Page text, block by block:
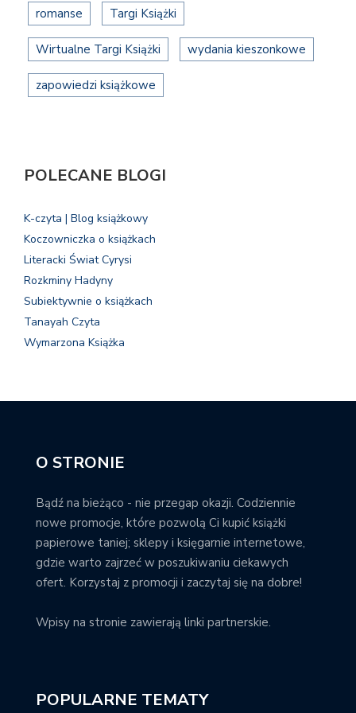
romanse Targi Książki
Wirtualne Targi Książki wydania kieszonkowe
zapowiedzi książkowe
POLECANE BLOGI
K-czyta | Blog książkowy
Koczowniczka o książkach
Literacki Świat Cyrysi
Rozkminy Hadyny
Subiektywnie o książkach
Tanayah Czyta
Wymarzona Książka
O STRONIE
Bądź na bieżąco - nie przegap okazji. Codziennie
nowe promocje, które pozwolą Ci kupić książki
papierowe taniej; sklepy i księgarnie internetowe,
gdzie warto zajrzeć w poszukiwaniu ciekawych
ofert. Korzystaj z promocji i zaczytaj się na dobre!
Wpisy na stronie zawierają linki partnerskie.
POPULARNE TEMATY